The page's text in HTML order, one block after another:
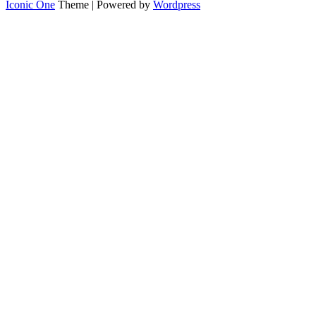
Iconic One Theme | Powered by Wordpress